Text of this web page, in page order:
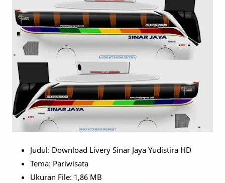
Judul: Download Livery Sinar Jaya Yudistira HD
Tema: Pariwisata
Ukuran File: 1,86 MB